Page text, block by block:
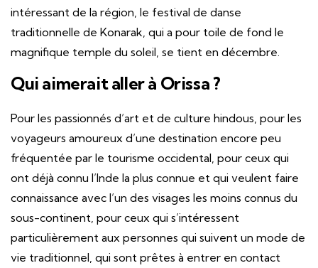
intéressant de la région, le festival de danse
traditionnelle de Konarak, qui a pour toile de fond le
magnifique temple du soleil, se tient en décembre.
Qui aimerait aller à Orissa ?
Pour les passionnés d’art et de culture hindous, pour les
voyageurs amoureux d’une destination encore peu
fréquentée par le tourisme occidental, pour ceux qui
ont déjà connu l’Inde la plus connue et qui veulent faire
connaissance avec l’un des visages les moins connus du
sous-continent, pour ceux qui s’intéressent
particulièrement aux personnes qui suivent un mode de
vie traditionnel, qui sont prêtes à entrer en contact